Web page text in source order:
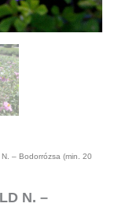
– Bodorrózsa (min. 20
N. –